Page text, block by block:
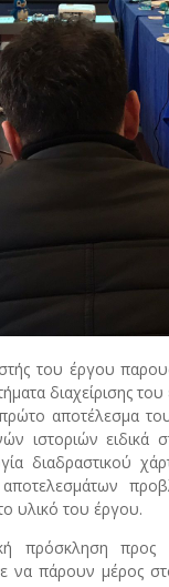
του έργου
διαχείρισης
αποτέλεσμα
ιστοριών ειδικά
διαδραστικού
υλικό του έργου.
πρόσκληση προς
να πάρουν μέρος